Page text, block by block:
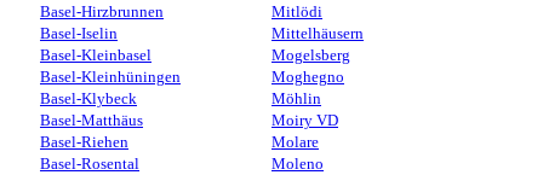
Basel-Hirzbrunnen
Basel-Iselin
Basel-Kleinbasel
Basel-Kleinhüningen
Basel-Klybeck
Basel-Matthäus
Basel-Riehen
Basel-Rosental
Mitlödi
Mittelhäusern
Mogelsberg
Moghegno
Möhlin
Moiry VD
Molare
Moleno